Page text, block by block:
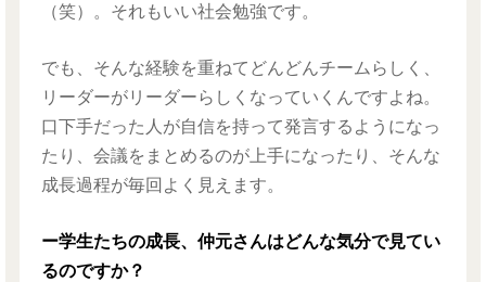
（笑）。それもいい社会勉強です。
でも、そんな経験を重ねてどんどんチームらしく、
リーダーがリーダーらしくなっていくんですよね。
口下手だった人が自信を持って発言するようになっ
たり、会議をまとめるのが上手になったり、そんな
成長過程が毎回よく見えます。
ー学生たちの成長、仲元さんはどんな気分で見てい
るのですか？